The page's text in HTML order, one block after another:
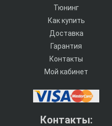
Тюнинг
Как купить
Доставка
Гарантия
Контакты
Мой кабинет
Контакты: